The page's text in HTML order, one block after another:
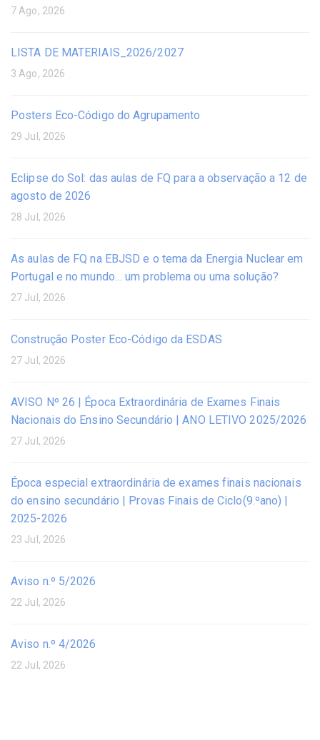
7 Ago, 2026
LISTA DE MATERIAIS_2026/2027
3 Ago, 2026
Posters Eco-Código do Agrupamento
29 Jul, 2026
Eclipse do Sol: das aulas de FQ para a observação a 12 de
agosto de 2026
28 Jul, 2026
As aulas de FQ na EBJSD e o tema da Energia Nuclear em
Portugal e no mundo… um problema ou uma solução?
27 Jul, 2026
Construção Poster Eco-Código da ESDAS
27 Jul, 2026
AVISO Nº 26 | Época Extraordinária de Exames Finais
Nacionais do Ensino Secundário | ANO LETIVO 2025/2026
27 Jul, 2026
Época especial extraordinária de exames finais nacionais
do ensino secundário | Provas Finais de Ciclo(9.ºano) |
2025-2026
23 Jul, 2026
Aviso n.º 5/2026
22 Jul, 2026
Aviso n.º 4/2026
22 Jul, 2026